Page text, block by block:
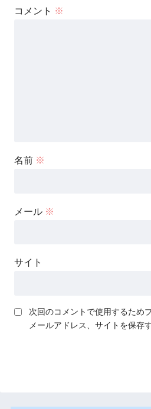
コメント ※
名前 ※
メール ※
サイト
次回のコメントで使用するため
メールアドレス、サイトを保存す